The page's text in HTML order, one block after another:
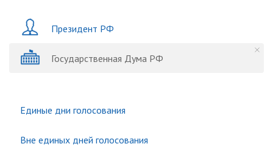
Президент РФ
Государственная Дума РФ
Единые дни голосования
Вне единых дней голосования